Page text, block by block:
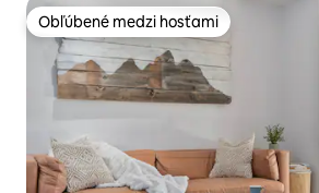
Obľúbené medzi hosťami
Obľúbené medzi hosťami